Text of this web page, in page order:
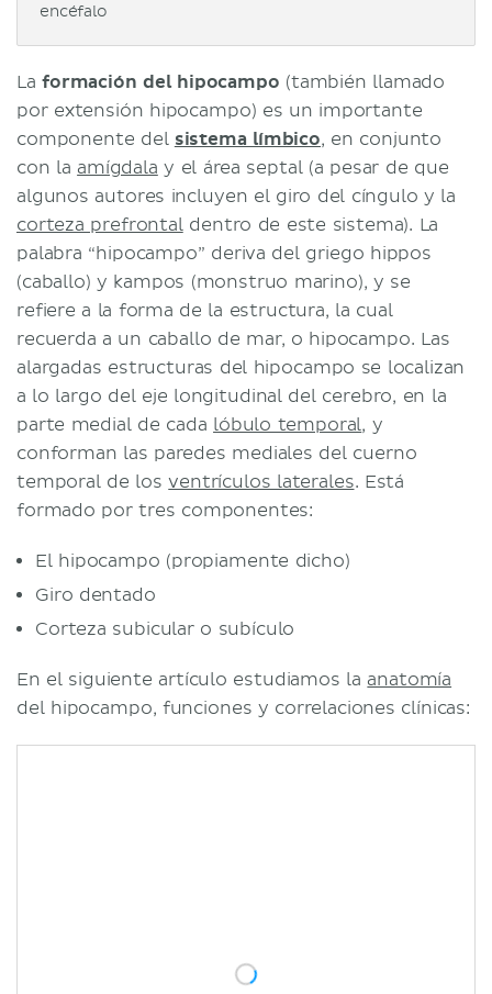
encéfalo
Laformación del hipocampo (también llamado
por extensión hipocampo) es un importante
componente del sistema límbico, en conjunto
con la amígdala y el área septal (a pesar de que
algunos autores incluyen el giro del cíngulo y la
corteza prefrontaldentro de este sistema). La
palabra “hipocampo” deriva del griego hippos
(caballo) y kampos (monstruo marino), y se
refiere a la forma de la estructura, la cual
recuerda a un caballo de mar, o hipocampo. Las
alargadas estructuras del hipocampo se localizan
a lo largo del eje longitudinal del cerebro, en la
parte medial de cada lóbulo temporal, y
conforman las paredes mediales del cuerno
temporal de losventrículos laterales. Está
formado por tres componentes:
El hipocampo (propiamente dicho)
Giro dentado
Corteza subicular o subículo
En el siguiente artículo estudiamos la anatomía
del hipocampo, funciones y correlaciones clínicas: